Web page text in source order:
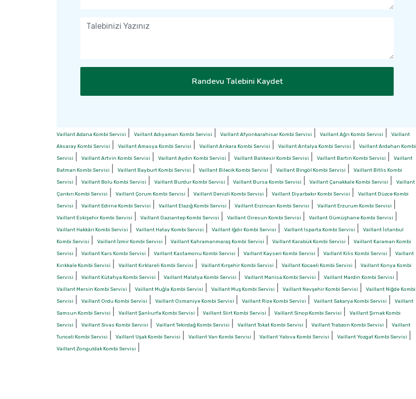
Randevu Talebini Kaydet
Vaillant Adana Kombi Servisi Vaillant Adıyaman Kombi Servisi Vaillant Afyonkarahisar Kombi Servisi Vaillant Ağrı Kombi Servisi
Vaillant
Aksaray Kombi Servisi
Vaillant Amasya Kombi Servisi Vaillant Ankara Kombi Servisi Vaillant Antalya Kombi Servisi
Vaillant Ardahan Kombi
Servisi
Vaillant Artvin Kombi Servisi Vaillant Aydın Kombi Servisi Vaillant Balıkesir Kombi Servisi Vaillant Bartın Kombi Servisi
Vaillant
Batman Kombi Servisi
Vaillant Bayburt Kombi Servisi Vaillant Bilecik Kombi Servisi Vaillant Bingöl Kombi Servisi
Vaillant Bitlis Kombi
Servisi
Vaillant Bolu Kombi Servisi Vaillant Burdur Kombi Servisi Vaillant Bursa Kombi Servisi Vaillant Çanakkale Kombi Servisi
Vaillant
Çankırı Kombi Servisi
Vaillant Çorum Kombi Servisi Vaillant Denizli Kombi Servisi Vaillant Diyarbakır Kombi Servisi
Vaillant Düzce Kombi
Servisi
Vaillant Edirne Kombi Servisi Vaillant Elazığ Kombi Servisi Vaillant Erzincan Kombi Servisi Vaillant Erzurum Kombi Servisi
Vaillant Eskişehir Kombi Servisi Vaillant Gaziantep Kombi Servisi Vaillant Giresun Kombi Servisi Vaillant Gümüşhane Kombi Servisi
Vaillant Hakkâri Kombi Servisi Vaillant Hatay Kombi Servisi Vaillant Iğdır Kombi Servisi Vaillant Isparta Kombi Servisi
Vaillant İstanbul
Kombi Servisi
Vaillant İzmir Kombi Servisi Vaillant Kahramanmaraş Kombi Servisi Vaillant Karabük Kombi Servisi
Vaillant Karaman Kombi
Servisi
Vaillant Kars Kombi Servisi Vaillant Kastamonu Kombi Servisi Vaillant Kayseri Kombi Servisi Vaillant Kilis Kombi Servisi
Vaillant
Kırıkkale Kombi Servisi
Vaillant Kırklareli Kombi Servisi Vaillant Kırşehir Kombi Servisi Vaillant Kocaeli Kombi Servisi
Vaillant Konya Kombi
Servisi
Vaillant Kütahya Kombi Servisi Vaillant Malatya Kombi Servisi Vaillant Manisa Kombi Servisi Vaillant Mardin Kombi Servisi
Vaillant Mersin Kombi Servisi Vaillant Muğla Kombi Servisi Vaillant Muş Kombi Servisi Vaillant Nevşehir Kombi Servisi
Vaillant Niğde Kombi
Servisi
Vaillant Ordu Kombi Servisi Vaillant Osmaniye Kombi Servisi Vaillant Rize Kombi Servisi Vaillant Sakarya Kombi Servisi
Vaillant
Samsun Kombi Servisi
Vaillant Şanlıurfa Kombi Servisi Vaillant Siirt Kombi Servisi Vaillant Sinop Kombi Servisi
Vaillant Şırnak Kombi
Servisi
Vaillant Sivas Kombi Servisi Vaillant Tekirdağ Kombi Servisi Vaillant Tokat Kombi Servisi Vaillant Trabzon Kombi Servisi
Vaillant
Tunceli Kombi Servisi
Vaillant Uşak Kombi Servisi Vaillant Van Kombi Servisi Vaillant Yalova Kombi Servisi Vaillant Yozgat Kombi Servisi
Vaillant Zonguldak Kombi Servisi